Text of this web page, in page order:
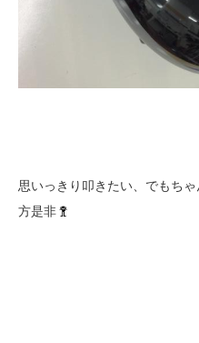
思いっきり叩きたい、でもち
方是非